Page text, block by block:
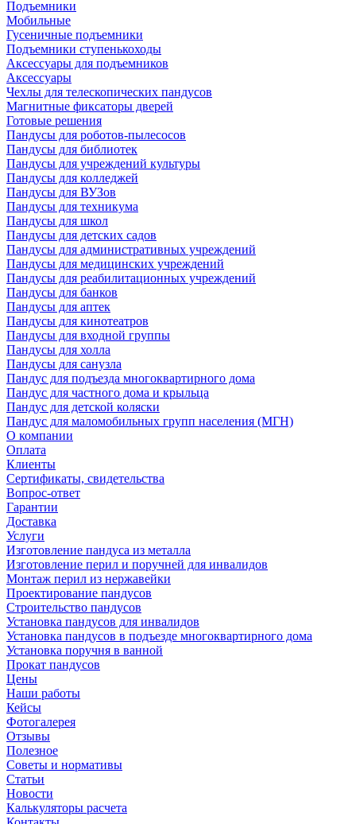
Подъемники
Мобильные
Гусеничные подъемники
Подъемники ступенькоходы
Аксессуары для подъемников
Аксессуары
Чехлы для телескопических пандусов
Магнитные фиксаторы дверей
Готовые решения
Пандусы для роботов-пылесосов
Пандусы для библиотек
Пандусы для учреждений культуры
Пандусы для колледжей
Пандусы для ВУЗов
Пандусы для техникума
Пандусы для школ
Пандусы для детских садов
Пандусы для административных учреждений
Пандусы для медицинских учреждений
Пандусы для реабилитационных учреждений
Пандусы для банков
Пандусы для аптек
Пандусы для кинотеатров
Пандусы для входной группы
Пандусы для холла
Пандусы для санузла
Пандус для подъезда многоквартирного дома
Пандус для частного дома и крыльца
Пандус для детской коляски
Пандус для маломобильных групп населения (МГН)
О компании
Оплата
Клиенты
Сертификаты, свидетельства
Вопрос-ответ
Гарантии
Доставка
Услуги
Изготовление пандуса из металла
Изготовление перил и поручней для инвалидов
Монтаж перил из нержавейки
Проектирование пандусов
Строительство пандусов
Установка пандусов для инвалидов
Установка пандусов в подъезде многоквартирного дома
Установка поручня в ванной
Прокат пандусов
Цены
Наши работы
Кейсы
Фотогалерея
Отзывы
Полезное
Советы и нормативы
Статьи
Новости
Калькуляторы расчета